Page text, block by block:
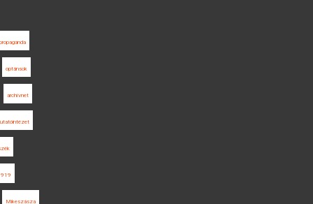
propaganda
optánsok
archívnet
Mikeszásza